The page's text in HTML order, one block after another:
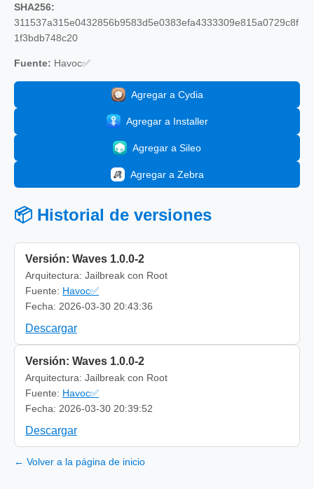
SHA256:
311537a315e0432856b9583d5e0383efa4333309e815a0729c8f
1f3bdb748c20
Fuente: Havoc✅
Agregar a Cydia
Agregar a Installer
Agregar a Sileo
Agregar a Zebra
📦 Historial de versiones
Versión: Waves 1.0.0-2
Arquitectura: Jailbreak con Root
Fuente: Havoc✅
Fecha: 2026-03-30 20:43:36
Descargar
Versión: Waves 1.0.0-2
Arquitectura: Jailbreak con Root
Fuente: Havoc✅
Fecha: 2026-03-30 20:39:52
Descargar
← Volver a la página de inicio